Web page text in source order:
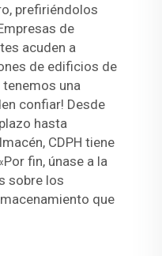
prefiriéndolos
de
acuden a
de edificios de
tenemos una
confiar! Desde
hasta
CDPH tiene
fin, únase a la
sobre los
que